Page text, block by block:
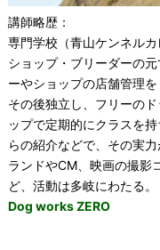
講師略歴：
専門学校（青山ケンネル
ショップ・ブリーダーの
ーやショップの店舗管理
その後独立し、フリーの
ップで定期的にクラスを
らの紹介などで、その実
ランドやCM、映画の撮影
ど、活動は多岐にわたる。
Dog works ZERO